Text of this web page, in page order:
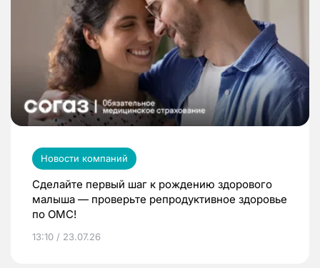
Новости компаний
Сделайте первый шаг к рождению здорового
малыша — проверьте репродуктивное здоровье
по ОМС!
13:10 / 23.07.26